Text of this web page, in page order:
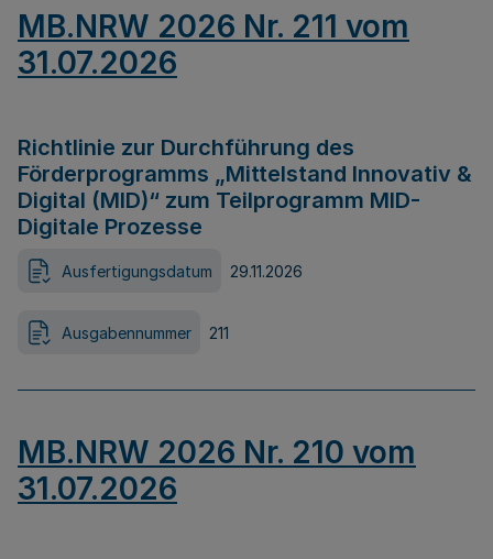
MB.NRW 2026 Nr. 211 vom
31.07.2026
Richtlinie zur Durchführung des
Förderprogramms „Mittelstand Innovativ &
Digital (MID)“ zum Teilprogramm MID-
Digitale Prozesse
Ausfertigungsdatum 29.11.2026
Ausgabennummer 211
MB.NRW 2026 Nr. 210 vom
31.07.2026